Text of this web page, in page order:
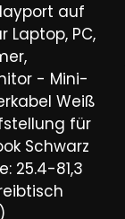
auf
Laptop, PC,
- Mini-
Weiß
für
Schwarz
25.4-81,3